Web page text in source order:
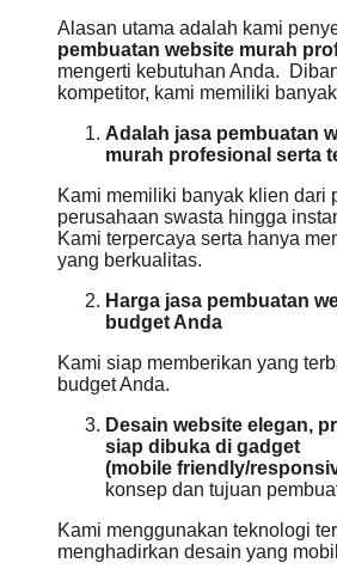
Alasan utama adalah kami
pembuatan website murah
mengerti kebutuhan Anda.
kompetitor, kami memiliki
Adalah jasa pembuatan
murah profesional serta
Kami memiliki banyak klien dari
perusahaan swasta hingga
Kami terpercaya serta hanya
yang berkualitas.
Harga jasa pembuatan
budget Anda
Kami siap memberikan yang
budget Anda.
Desain website elegan,
siap dibuka di gadget
(mobile friendly/
konsep dan tujuan
Kami menggunakan teknologi
menghadirkan desain yang